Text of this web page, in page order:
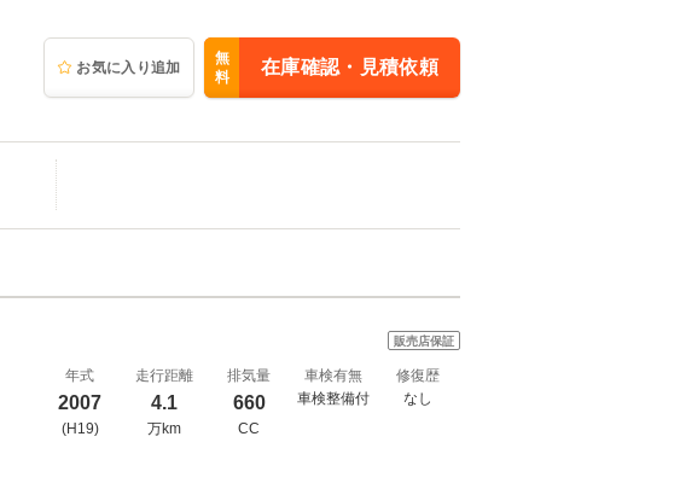
お気に入り追加
無
料
在庫確認・見積依頼
販売店保証
年式
2007
(H19)
走行距離
4.1
万km
排気量
660
CC
車検有無
車検整備付
修復歴
なし